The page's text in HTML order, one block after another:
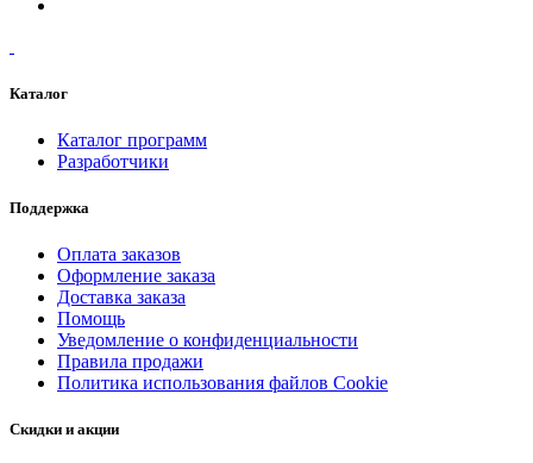
Каталог
Каталог программ
Разработчики
Поддержка
Оплата заказов
Оформление заказа
Доставка заказа
Помощь
Уведомление о конфиденциальности
Правила продажи
Политика использования файлов Cookie
Скидки и акции